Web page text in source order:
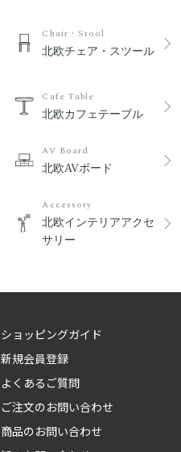
Chair・Stool
北欧チェア・スツール
Cafe Table
北欧カフェテーブル
AV Board
北欧AVボード
Accessory
北欧インテリアアクセ
サリー
ショッピングガイド
新規会員登録
よくあるご質問
ご注文のお問い合わせ
商品のお問い合わせ